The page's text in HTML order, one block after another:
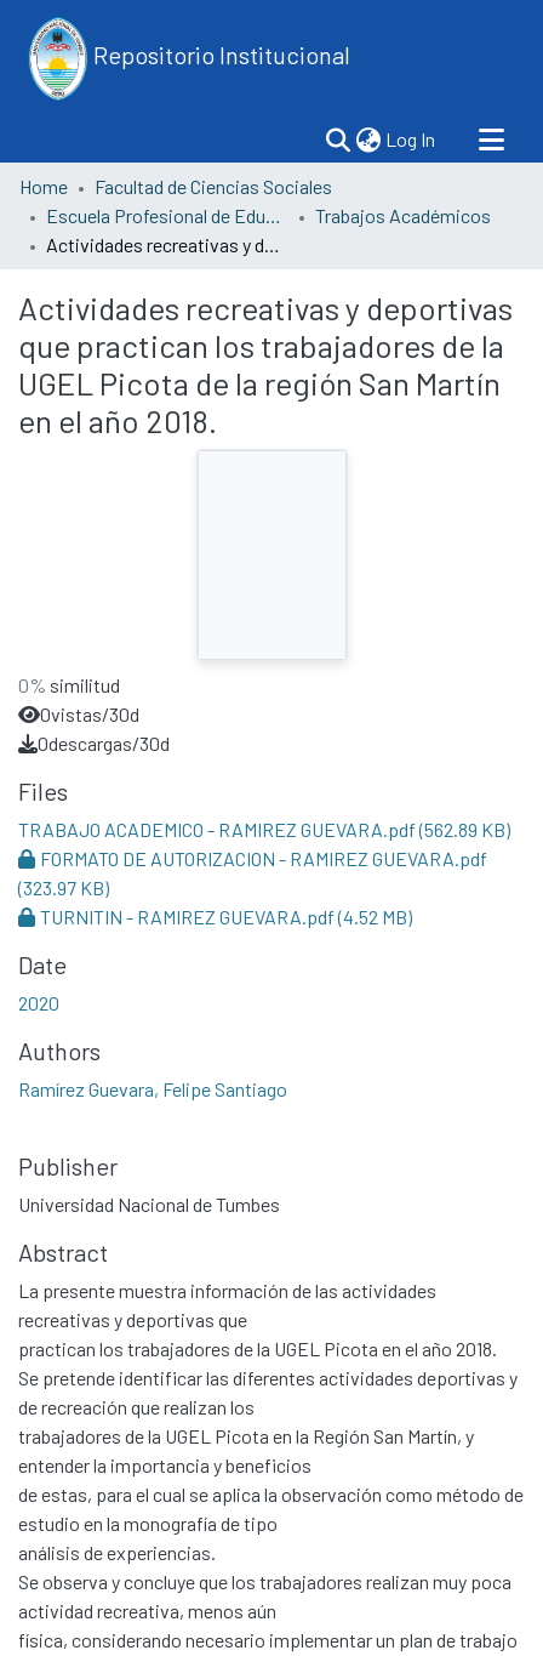
Repositorio Institucional
Log In (current)
Home
Facultad de Ciencias Sociales
Escuela Profesional de Educación
Trabajos Académicos
Actividades recreativas y deportivas que practican los trabajadores de la UGEL Picota de la región San Martín en el año 2018.
Actividades recreativas y deportivas
que practican los trabajadores de la
UGEL Picota de la región San Martín
en el año 2018.
0% similitud
0vistas/30d
0descargas/30d
Files
TRABAJO ACADEMICO - RAMIREZ GUEVARA.pdf(562.89 KB)
FORMATO DE AUTORIZACION - RAMIREZ GUEVARA.pdf
(323.97 KB)
TURNITIN - RAMIREZ GUEVARA.pdf(4.52 MB)
Date
2020
Authors
Ramírez Guevara, Felipe Santiago
Publisher
Universidad Nacional de Tumbes
Abstract
La presente muestra información de las actividades
recreativas y deportivas que
practican los trabajadores de la UGEL Picota en el año 2018.
Se pretende identificar las diferentes actividades deportivas y
de recreación que realizan los
trabajadores de la UGEL Picota en la Región San Martín, y
entender la importancia y beneficios
de estas, para el cual se aplica la observación como método de
estudio en la monografía de tipo
análisis de experiencias.
Se observa y concluye que los trabajadores realizan muy poca
actividad recreativa, menos aún
física, considerando necesario implementar un plan de trabajo